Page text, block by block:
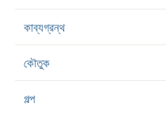
কাব্যগ্রন্থ
কৌতুক
গল্প